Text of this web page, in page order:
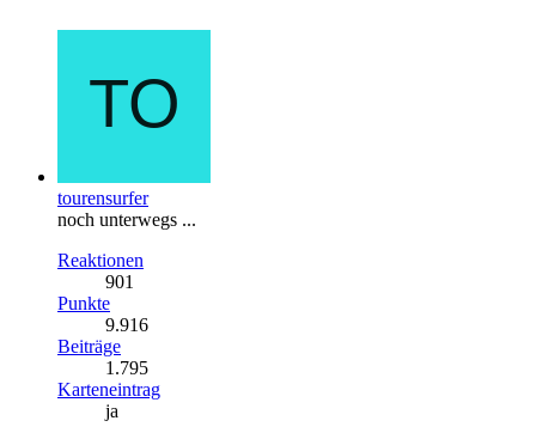
tourensurfer
noch unterwegs ...
Reaktionen
901
Punkte
9.916
Beiträge
1.795
Karteneintrag
ja